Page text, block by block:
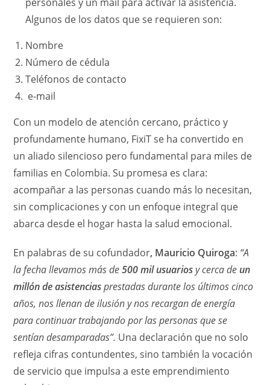
Algunos de los datos que se requieren son:
Nombre
Número de cédula
Teléfonos de contacto
e-mail
Con un modelo de atención cercano, práctico y
profundamente humano, FixiT se ha convertido en
un aliado silencioso pero fundamental para miles de
familias en Colombia. Su promesa es clara:
acompañar a las personas cuando más lo necesitan,
sin complicaciones y con un enfoque integral que
abarca desde el hogar hasta la salud emocional.
En palabras de su cofundador, Mauricio Quiroga: “A
la fecha llevamos más de500 mil usuariosy cerca de un
millón de asistenciasprestadas durante los últimos cinco
años, nos llenan de ilusión y nos recargan de energía
para continuar trabajando por las personas que se
sentían desamparadas”. Una declaración que no solo
refleja cifras contundentes, sino también la vocación
de servicio que impulsa a este emprendimiento